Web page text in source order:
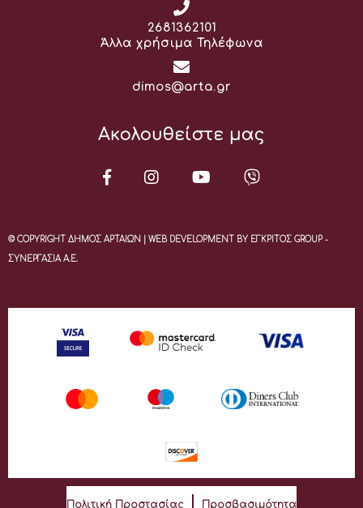
Τηλέφωνο:
2681362101
Άλλα χρήσιμα Τηλέφωνα
Email:
dimos@arta.gr
Ακολουθείστε μας
© COPYRIGHT ΔΗΜΟΣ ΑΡΤΑΙΩΝ | WEB DEVELOPMENT BY ΕΓΚΡΙΤΟΣ GROUP -
ΣΥΝΕΡΓΑΣΙΑ Α.Ε.
Πολιτική Προστασίας Προσβασιμότητα